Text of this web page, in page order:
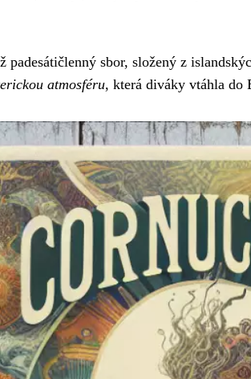
padesátičlenný sbor, složený z
atmosféru, která diváky vtáhla do